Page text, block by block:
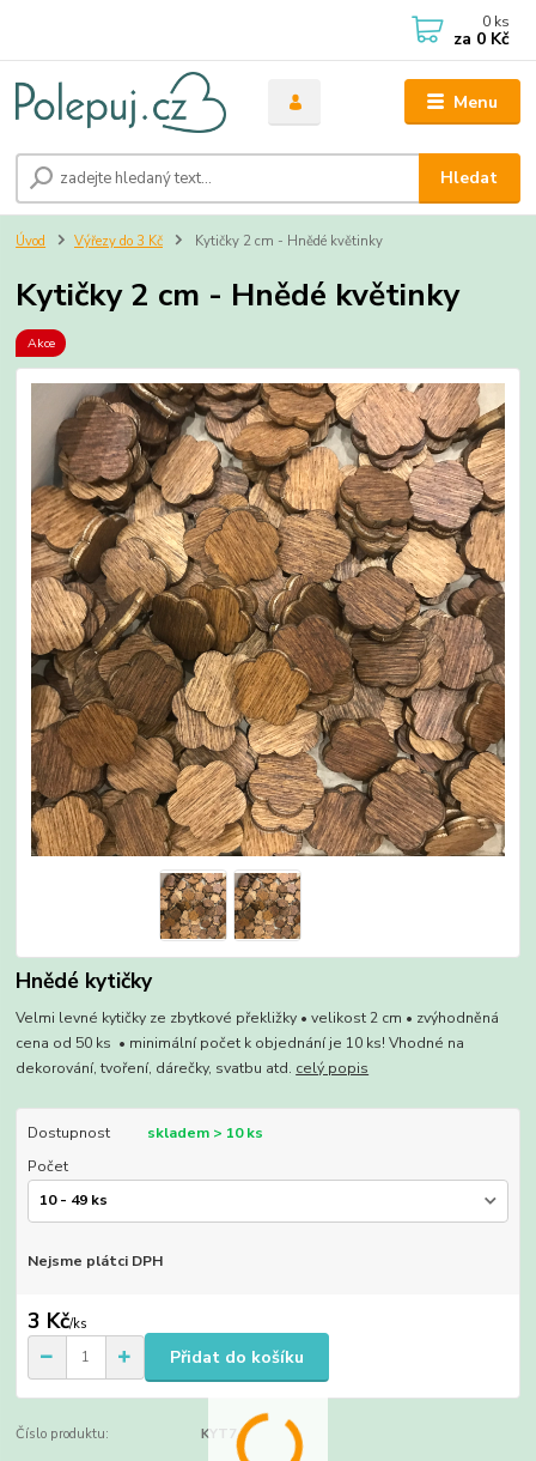
Menu
Hledat
0 ks
za 0 Kč
Úvod Výřezy do 3 Kč Kytičky 2 cm - Hnědé květinky
Kytičky 2 cm - Hnědé květinky
Akce
Hnědé kytičky
Velmi levné kytičky ze zbytkové překližky • velikost 2 cm • zvýhodněná
cena od 50 ks • minimální počet k objednání je 10 ks! Vhodné na
dekorování, tvoření, dárečky, svatbu atd. celý popis
Dostupnost
skladem > 10 ks
Počet
Nejsme plátci DPH
3 Kč/ks
Přidat do košíku
Číslo produktu: KYT7